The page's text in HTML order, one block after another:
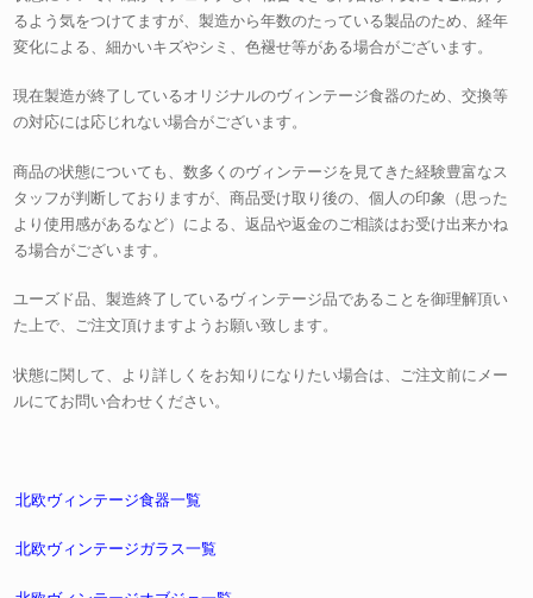
るよう気をつけてますが、製造から年数のたっている製品のため、経年
変化による、細かいキズやシミ、色褪せ等がある場合がございます。
現在製造が終了しているオリジナルのヴィンテージ食器のため、交換等
の対応には応じれない場合がございます。
商品の状態についても、数多くのヴィンテージを見てきた経験豊富なス
タッフが判断しておりますが、商品受け取り後の、個人の印象（思った
より使用感があるなど）による、返品や返金のご相談はお受け出来かね
る場合がございます。
ユーズド品、製造終了しているヴィンテージ品であることを御理解頂い
た上で、ご注文頂けますようお願い致します。
状態に関して、より詳しくをお知りになりたい場合は、ご注文前にメー
ルにてお問い合わせください。
北欧ヴィンテージ食器一覧
北欧ヴィンテージガラス一覧